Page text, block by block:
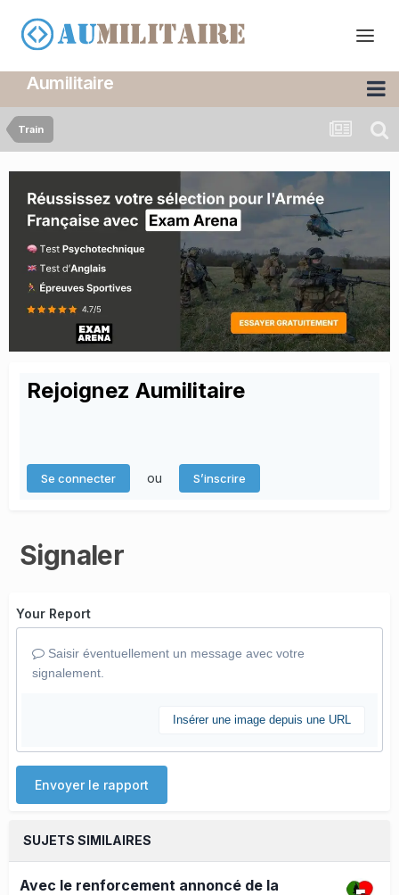
Aumilitaire
Train
Rejoignez Aumilitaire
Se connecter ou S’inscrire
Signaler
Your Report
Saisir éventuellement un message avec votre
signalement.
Insérer une image depuis une URL
Envoyer le rapport
SUJETS SIMILAIRES
Avec le renforcement annoncé de la